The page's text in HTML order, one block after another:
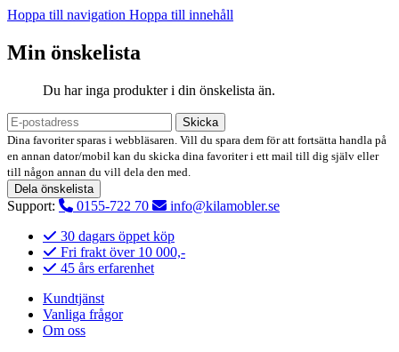
Hoppa till navigation Hoppa till innehåll
Min önskelista
Du har inga produkter i din önskelista än.
Skicka
Dina favoriter sparas i webbläsaren. Vill du spara dem för att fortsätta handla på
en annan dator/mobil kan du skicka dina favoriter i ett mail till dig själv eller
till någon annan du vill dela den med.
Dela önskelista
Support: 0155-722 70
info@kilamobler.se
30 dagars öppet köp
Fri frakt över 10 000,-
45 års erfarenhet
Kundtjänst
Vanliga frågor
Om oss